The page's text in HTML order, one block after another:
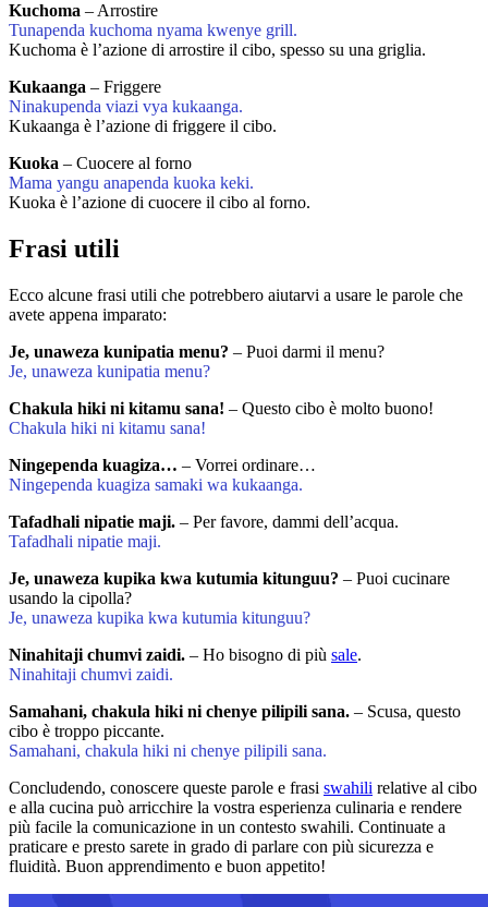
Kuchoma – Arrostire
Tunapenda kuchoma nyama kwenye grill.
Kuchoma è l’azione di arrostire il cibo, spesso su una griglia.
Kukaanga – Friggere
Ninakupenda viazi vya kukaanga.
Kukaanga è l’azione di friggere il cibo.
Kuoka – Cuocere al forno
Mama yangu anapenda kuoka keki.
Kuoka è l’azione di cuocere il cibo al forno.
Frasi utili
Ecco alcune frasi utili che potrebbero aiutarvi a usare le parole che
avete appena imparato:
Je, unaweza kunipatia menu? – Puoi darmi il menu?
Je, unaweza kunipatia menu?
Chakula hiki ni kitamu sana! – Questo cibo è molto buono!
Chakula hiki ni kitamu sana!
Ningependa kuagiza… – Vorrei ordinare…
Ningependa kuagiza samaki wa kukaanga.
Tafadhali nipatie maji. – Per favore, dammi dell’acqua.
Tafadhali nipatie maji.
Je, unaweza kupika kwa kutumia kitunguu? – Puoi cucinare
usando la cipolla?
Je, unaweza kupika kwa kutumia kitunguu?
Ninahitaji chumvi zaidi. – Ho bisogno di più sale.
Ninahitaji chumvi zaidi.
Samahani, chakula hiki ni chenye pilipili sana. – Scusa, questo
cibo è troppo piccante.
Samahani, chakula hiki ni chenye pilipili sana.
Concludendo, conoscere queste parole e frasi swahili relative al cibo
e alla cucina può arricchire la vostra esperienza culinaria e rendere
più facile la comunicazione in un contesto swahili. Continuate a
praticare e presto sarete in grado di parlare con più sicurezza e
fluidità. Buon apprendimento e buon appetito!